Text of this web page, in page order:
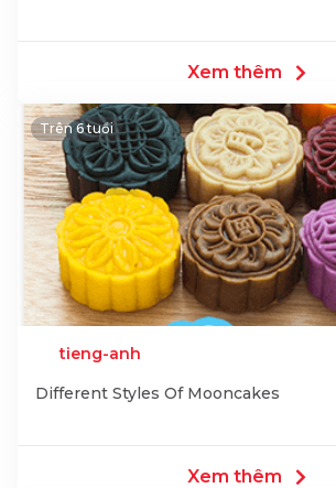
Xem thêm
Trên 6 tuổi
tieng-anh
Different Styles Of Mooncakes
Xem thêm